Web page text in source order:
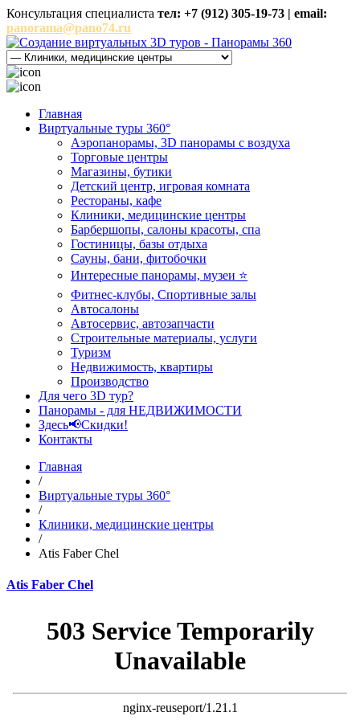
Консультация специалиста тел: +7 (912) 305-19-73 | email:
panorama@pano74.ru
Главная
Виртуальные туры 360°
Аэропанорамы, 3D панорамы с воздуха
Торговые центры
Магазины, бутики
Детский центр, игровая комната
Рестораны, кафе
Клиники, медицинские центры
Барбершопы, салоны красоты, спа
Гостиницы, базы отдыха
Сауны, бани, фитобочки
Интересные панорамы, музеи ⭐
Фитнес-клубы, Спортивные залы
Автосалоны
Автосервис, автозапчасти
Строительные материалы, услуги
Туризм
Недвижимость, квартиры
Производство
Для чего 3D тур?
Панорамы - для НЕДВИЖИМОСТИ
Здесь📢Скидки!
Контакты
Главная
/
Виртуальные туры 360°
/
Клиники, медицинские центры
/
Atis Faber Chel
Atis Faber Chel